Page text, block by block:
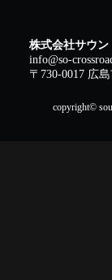
株式会社サウ
info@so-
〒730-0017 広
copyright©